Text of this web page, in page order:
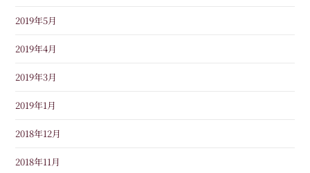
2019年5月
2019年4月
2019年3月
2019年1月
2018年12月
2018年11月